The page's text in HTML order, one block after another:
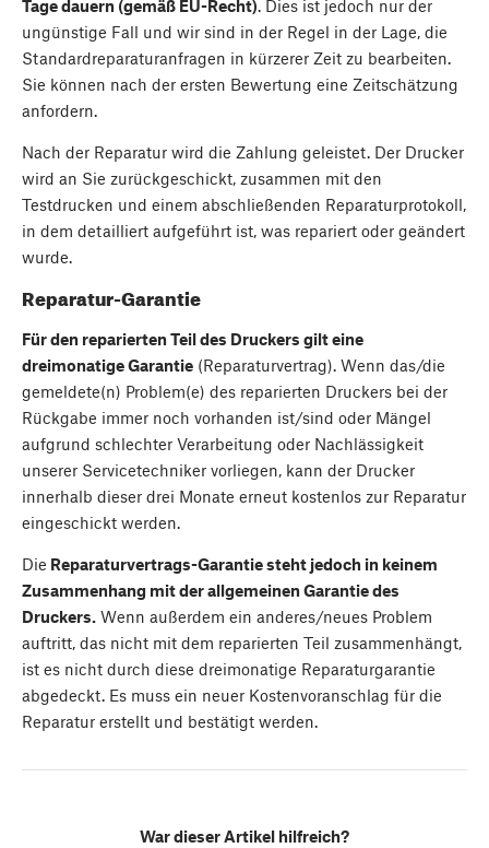
Tage dauern (gemäß EU-Recht). Dies ist jedoch nur der
ungünstige Fall und wir sind in der Regel in der Lage, die
Standardreparaturanfragen in kürzerer Zeit zu bearbeiten.
Sie können nach der ersten Bewertung eine Zeitschätzung
anfordern.
Nach der Reparatur wird die Zahlung geleistet. Der Drucker
wird an Sie zurückgeschickt, zusammen mit den
Testdrucken und einem abschließenden Reparaturprotokoll,
in dem detailliert aufgeführt ist, was repariert oder geändert
wurde.
Reparatur-Garantie
Für den reparierten Teil des Druckers gilt eine
dreimonatige Garantie (Reparaturvertrag). Wenn das/die
gemeldete(n) Problem(e) des reparierten Druckers bei der
Rückgabe immer noch vorhanden ist/sind oder Mängel
aufgrund schlechter Verarbeitung oder Nachlässigkeit
unserer Servicetechniker vorliegen, kann der Drucker
innerhalb dieser drei Monate erneut kostenlos zur Reparatur
eingeschickt werden.
Die Reparaturvertrags-Garantie steht jedoch in keinem
Zusammenhang mit der allgemeinen Garantie des
Druckers. Wenn außerdem ein anderes/neues Problem
auftritt, das nicht mit dem reparierten Teil zusammenhängt,
ist es nicht durch diese dreimonatige Reparaturgarantie
abgedeckt. Es muss ein neuer Kostenvoranschlag für die
Reparatur erstellt und bestätigt werden.
War dieser Artikel hilfreich?